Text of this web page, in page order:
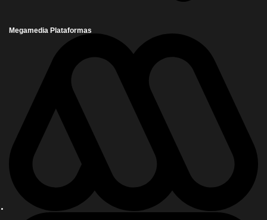
Megamedia Plataformas